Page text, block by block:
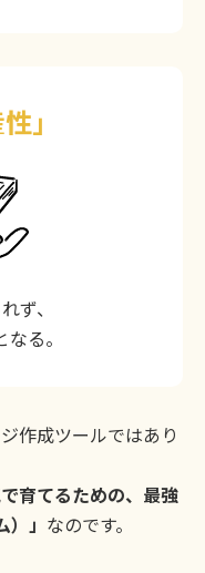
」
ず、
る。
作成ツールではあり
育てるための、最強
」 なのです。